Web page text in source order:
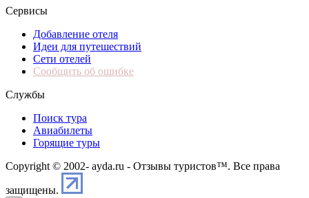
Сервисы
Добавление отеля
Идеи для путешествий
Сети отелей
Сообщить об ошибке
Службы
Поиск тура
Авиабилеты
Горящие туры
Copyright © 2002- ayda.ru - Отзывы туристов™. Все права
защищены.